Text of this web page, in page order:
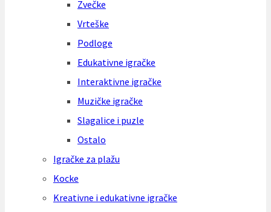
Zvečke
Vrteške
Podloge
Edukativne igračke
Interaktivne igračke
Muzičke igračke
Slagalice i puzle
Ostalo
Igračke za plažu
Kocke
Kreativne i edukativne igračke